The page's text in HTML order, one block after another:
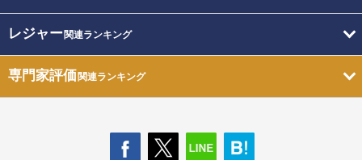
レジャー関連ランキング
専門家評価関連ランキング